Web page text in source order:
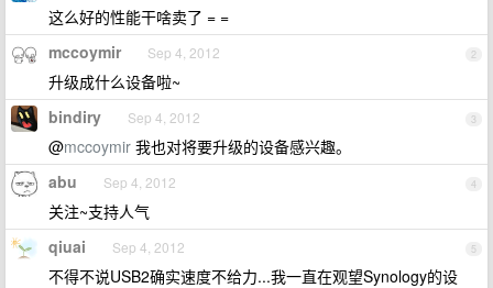
这么好的性能干啥卖了 = =
2
mccoymir Sep 4, 2012
升级成什么设备啦~
3
bindiry Sep 4, 2012
@mccoymir 我也对将要升级的设备感兴趣。
4
abu Sep 4, 2012
关注~支持人气
5
qiuai Sep 4, 2012
不得不说USB2确实速度不给力...我一直在观望Synology的设